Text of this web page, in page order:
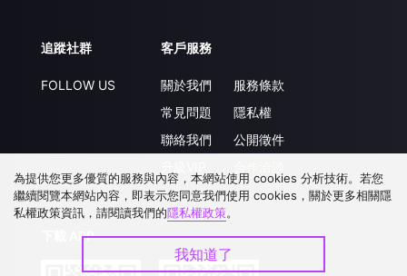
追蹤社群
FOLLOW US
客戶服務
關於我們
常見問題
聯絡我們
服務條款
隱私權
公開徵件
下載 APP
為提供您更多優質的服務與內容，本網站使用 cookies 分析技術。若您
繼續閱覽本網站內容，即表示您同意我們使用 cookies，關於更多相關隱
私權政策資訊，請閱讀我們的隱私權政策。
我知道了